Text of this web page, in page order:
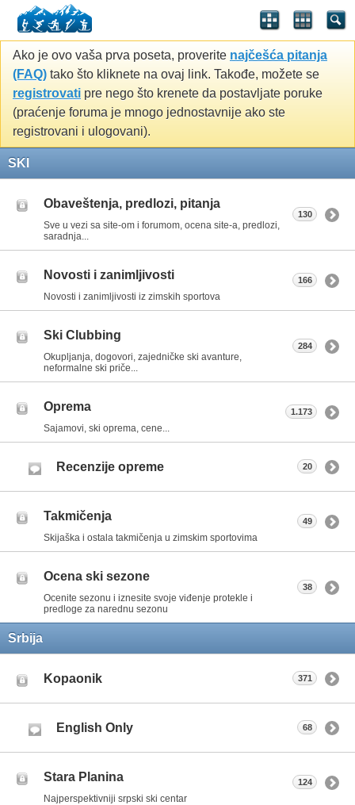
Ako je ovo vaša prva poseta, proverite najčešća pitanja
(FAQ) tako što kliknete na ovaj link. Takođe, možete se
registrovati pre nego što krenete da postavljate poruke
(praćenje foruma je mnogo jednostavnije ako ste
registrovani i ulogovani).
SKI
Obaveštenja, predlozi, pitanja
Sve u vezi sa site-om i forumom, ocena site-a, predlozi,
saradnja...
130
Novosti i zanimljivosti
Novosti i zanimljivosti iz zimskih sportova
166
Ski Clubbing
Okupljanja, dogovori, zajedničke ski avanture,
neformalne ski priče...
284
Oprema
Sajamovi, ski oprema, cene...
1.173
Recenzije opreme 20
Takmičenja
Skijaška i ostala takmičenja u zimskim sportovima
49
Ocena ski sezone
Ocenite sezonu i iznesite svoje viđenje protekle i
predloge za narednu sezonu
38
Srbija
Kopaonik 371
English Only 68
Stara Planina
Najperspektivniji srpski ski centar
124